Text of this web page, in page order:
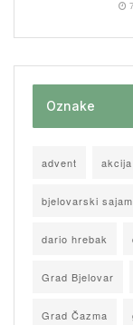
Oznake
advent akcija
bjelovarski sajam
dario hrebak
Grad Bjelovar
Grad Čazma